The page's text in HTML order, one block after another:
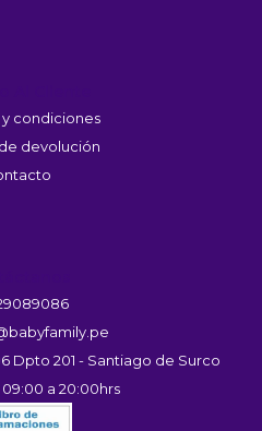
y condiciones
devolución
Dpto 201 - Santiago de Surco
09:00 a 20:00hrs